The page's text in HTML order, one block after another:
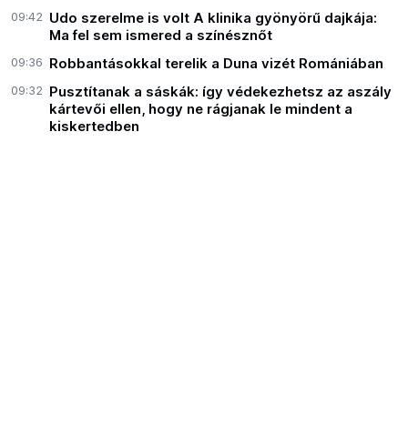
09:42 Udo szerelme is volt A klinika gyönyörű dajkája:
Ma fel sem ismered a színésznőt
09:36 Robbantásokkal terelik a Duna vizét Romániában
09:32 Pusztítanak a sáskák: így védekezhetsz az aszály
kártevői ellen, hogy ne rágjanak le mindent a
kiskertedben